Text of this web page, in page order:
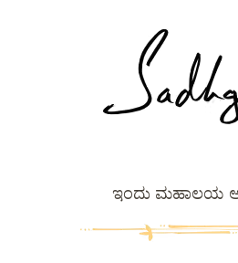
ಇಂದು ಮಹಾಲಯ